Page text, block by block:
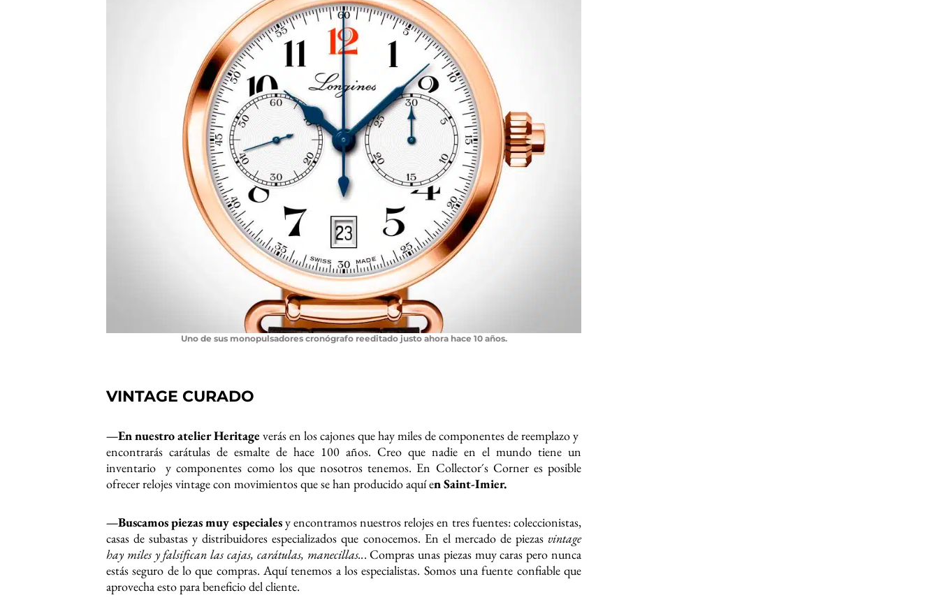
Uno de sus monopulsadores cronógrafo reeditado justo ahora hace 10 años.
VINTAGE CURADO
—En nuestro atelier Heritage verás en los cajones que hay miles de componentes de reemplazo y
encontrarás carátulas de esmalte de hace 100 años. Creo que nadie en el mundo tiene un
inventario y componentes como los que nosotros tenemos. En Collector´s Corner es posible
ofrecer relojes vintage con movimientos que se han producido aquí en Saint-Imier.
—Buscamos piezas muy especialesy encontramos nuestros relojes en tres fuentes: coleccionistas,
casas de subastas y distribuidores especializados que conocemos. En el mercado de piezasvintage
hay miles y falsifican las cajas, carátulas, manecillas... Compras unas piezas muy caras pero nunca
estás seguro de lo que compras. Aquí tenemos a los especialistas. Somos una fuente confiable que
aprovecha esto para beneficio del cliente.